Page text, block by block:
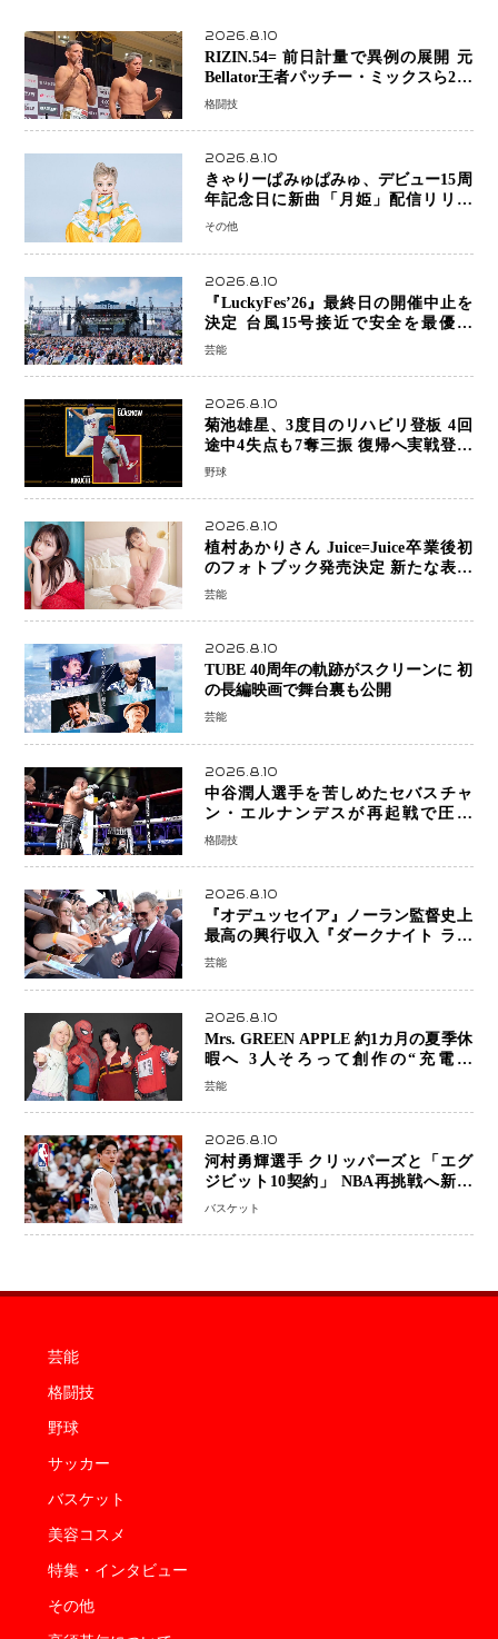
2026.8.10
RIZIN.54= 前日計量で異例の展開 元
Bellator王者パッチー・ミックスら2人
が体重超過…秋元強真―クレベルは両
格闘技
2026.8.10
きゃりーぱみゅぱみゅ、デビュー15周
年記念日に新曲「月姫」配信リリー
ス 自身初の主催フェス「PAMYU
その他
2026.8.10
『LuckyFes’26』最終日の開催中止を
決定 台風15号接近で安全を最優先
「苦渋の判断」
芸能
2026.8.10
菊池雄星、3度目のリハビリ登板 4回
途中4失点も7奪三振 復帰へ実戦登板
を重ねる
野球
2026.8.10
植村あかりさん Juice=Juice卒業後初
のフォトブック発売決定 新たな表現
者としての“今”を凝縮
芸能
2026.8.10
TUBE 40周年の軌跡がスクリーンに 初
の長編映画で舞台裏も公開
芸能
2026.8.10
中谷潤人選手を苦しめたセバスチャ
ン・エルナンデスが再起戦で圧巻
KO 2回で相手を沈める…次戦は亀田
格闘技
2026.8.10
『オデュッセイア』ノーラン監督史上
最高の興行収入『ダークナイト ライ
ジング』超え、世界で11億ドル突破
芸能
2026.8.10
Mrs. GREEN APPLE 約1カ月の夏季休
暇へ 3人そろって創作の“充電期
間”「自分らしいインプットを」
芸能
2026.8.10
河村勇輝選手 クリッパーズと「エグ
ジビット10契約」 NBA再挑戦へ新た
な一歩、八村塁選手との共闘にも期待
バスケット
芸能
格闘技
野球
サッカー
バスケット
美容コスメ
特集・インタビュー
その他